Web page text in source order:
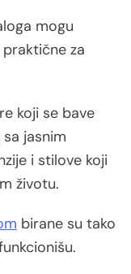
mogu
za
koji se bave
jasnim
i stilove koji
životu.
birane su tako